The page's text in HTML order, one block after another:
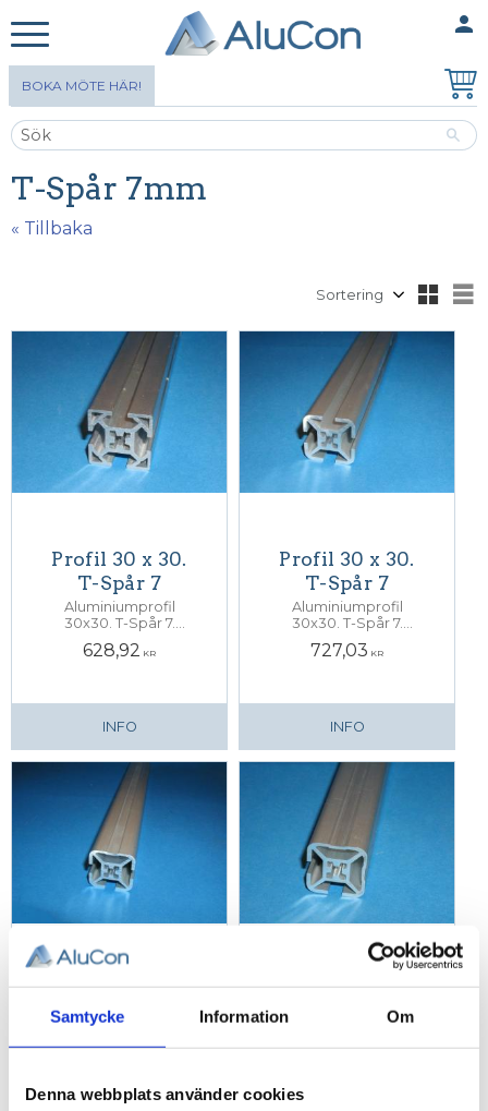
Samtycke Information Om
Denna webbplats använder cookies
person
BOKA MÖTE HÄR!
T-Spår 7mm
« Tillbaka
Profil 30 x 30.
T-Spår 7
Aluminiumprofil
30x30. T-Spår 7.
skruv
628,92 KR
INFO
Profil 30 x 30.
T-Spår 7
Aluminiumprofil
30x30. T-Spår 7.
skruv
727,03 KR
INFO
Profil 30 x 30.
T3. T-Spår 7
30x30. T3. T-Spår 7.
skruv
Profil 30 x 30.
T2. T-Spår 7
30x30. T2. T-Spår 7.